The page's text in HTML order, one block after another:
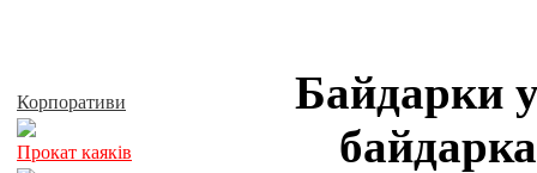
Корпоративи
Прокат каяків
Байдарки